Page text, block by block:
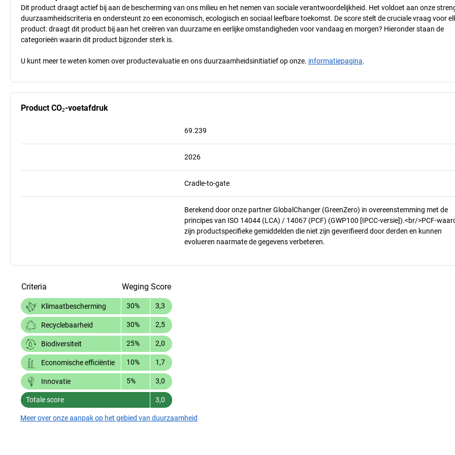
Dit product draagt actief bij aan de bescherming van ons milieu en het nemen van sociale verantwoordelijkheid. Het voldoet aan onze
duurzaamheidscriteria en ondersteunt zo een economisch, ecologisch en sociaal leefbare toekomst. De score stelt de cruciale vraag voor
product: draagt dit product bij aan het creëren van duurzame en eerlijke omstandigheden voor vandaag en morgen? Hieronder staan de
categorieën waarin dit product bijzonder sterk is.
U kunt meer te weten komen over productevaluatie en ons duurzaamheidsinitiatief op onze. informatiepagina.
Product CO₂-voetafdruk
69.239
2026
Cradle-to-gate
Berekend door onze partner GlobalChanger (GreenZero) in overeenstemming met de
principes van ISO 14044 (LCA) / 14067 (PCF) (GWP100 [IPCC-versie]).<br/>PCF-
zijn productspecifieke gemiddelden die niet zijn geverifieerd door derden en kunnen
evolueren naarmate de gegevens verbeteren.
Criteria Weging Score
Klimaatbescherming 30% 3,3
Recyclebaarheid 30% 2,5
Biodiversiteit 25% 2,0
Economische efficiëntie 10% 1,7
Innovatie 5% 3,0
Totale score 3,0
Meer over onze aanpak op het gebied van duurzaamheid